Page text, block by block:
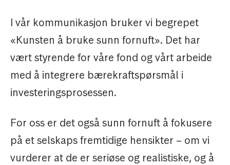
I vår kommunikasjon bruker vi begrepet
«Kunsten å bruke sunn fornuft». Det har
vært styrende for våre fond og vårt arbeide
med å integrere bærekraftspørsmål i
investeringsprosessen.
For oss er det også sunn fornuft å fokusere
på et selskaps fremtidige hensikter – om vi
vurderer at de er seriøse og realistiske, og å